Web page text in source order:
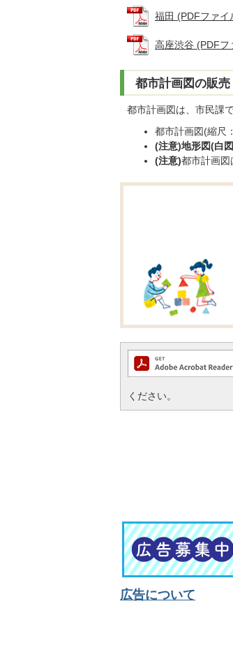
福田 (PDFファイ
高座渋谷 (PDFフ
都市計画図の販売
都市計画図は、市民課
都市計画図(縮尺
(注意)地形図(白
(注意)都市計画図
ください。
広告について